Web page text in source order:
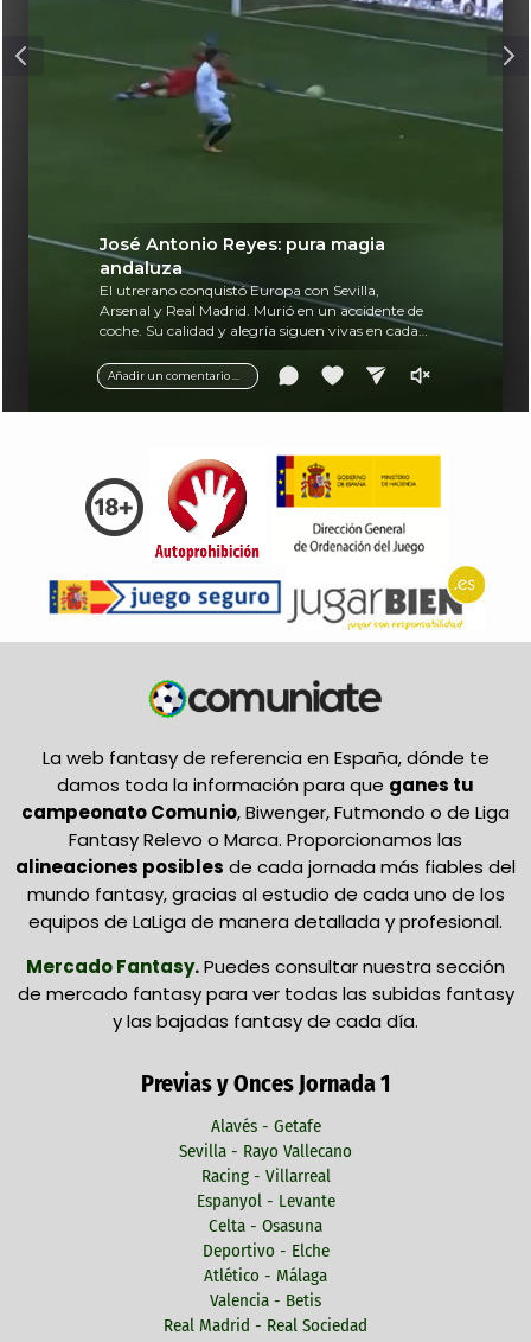
Añadir un comentario ...
José Antonio Reyes: pura magia
andaluza
El utrerano conquistó Europa con Sevilla,
Arsenal y Real Madrid. Murió en un accidente de
coche. Su calidad y alegría siguen vivas en cada
La web fantasy de referencia en España, dónde te
damos toda la información para que ganes tu
campeonato Comunio, Biwenger, Futmondo o de Liga
Fantasy Relevo o Marca. Proporcionamos las
alineaciones posibles de cada jornada más fiables del
mundo fantasy, gracias al estudio de cada uno de los
equipos de LaLiga de manera detallada y profesional.
Mercado Fantasy.Puedes consultar nuestra sección
de mercado fantasy para ver todas las subidas fantasy
y las bajadas fantasy de cada día.
Previas y Onces Jornada 1
Alavés - Getafe
Sevilla - Rayo Vallecano
Racing - Villarreal
Espanyol - Levante
Celta - Osasuna
Deportivo - Elche
Atlético - Málaga
Valencia - Betis
Real Madrid - Real Sociedad